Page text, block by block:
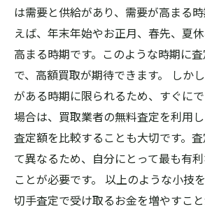
は需要と供給があり、需要が高まる
えば、年末年始やお正月、春先、夏
高まる時期です。このような時期に
で、高額買取が期待できます。 しか
がある時期に限られるため、すぐに
場合は、買取業者の無料査定を利用
査定額を比較することも大切です。
て異なるため、自分にとって最も有
ことが必要です。 以上のような小技
切手査定で受け取るお金を増やすこ